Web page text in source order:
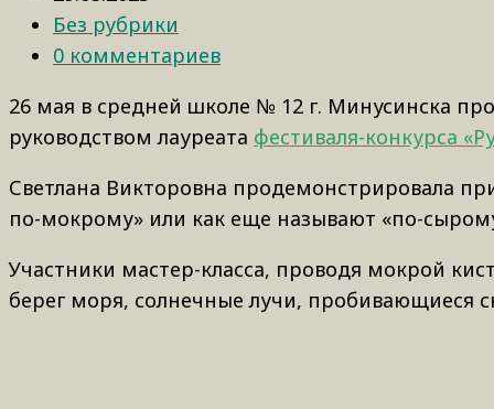
Без рубрики
0 комментариев
26 мая в средней школе № 12 г. Минусинска
руководством лауреата фестиваля-конкурса
Светлана Викторовна продемонстрировала
по-мокрому» или как еще называют «по-
Участники мастер-класса, проводя мокрой
берег моря, солнечные лучи, пробивающиеся